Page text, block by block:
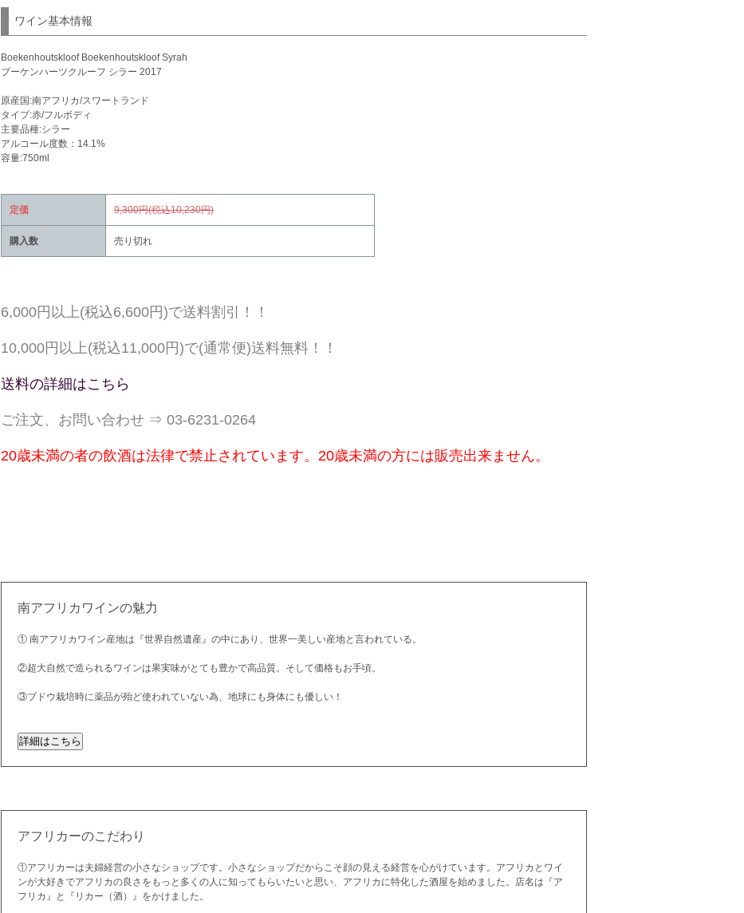
ワイン基本情報
Boekenhoutskloof Boekenhoutskloof Syrah
ブーケンハーツクルーフ シラー 2017
原産国:南アフリカ/スワートランド
タイプ:赤/フルボディ
主要品種:シラー
アルコール度数：14.1%
容量:750ml
定価 9,300円(税込10,230円)
購入数 売り切れ
6,000円以上(税込6,600円)で送料割引！！
10,000円以上(税込11,000円)で(通常便)送料無料！！
送料の詳細はこちら
ご注文、お問い合わせ ⇒ 03-6231-0264
20歳未満の者の飲酒は法律で禁止されています。20歳未満の方には販売出来ません。
南アフリカワインの魅力
① 南アフリカワイン産地は『世界自然遺産』の中にあり、世界一美しい産地と言われている。
②超大自然で造られるワインは果実味がとても豊かで高品質。そして価格もお手頃。
③ブドウ栽培時に薬品が殆ど使われていない為、地球にも身体にも優しい！
アフリカーのこだわり
①アフリカーは夫婦経営の小さなショップです。小さなショップだからこそ顔の見える経営を心がけています。アフリカとワイ
ンが大好きでアフリカの良さをもっと多くの人に知ってもらいたいと思い、アフリカに特化した酒屋を始めました。店名は『ア
フリカ』と『リカー（酒）』をかけました。